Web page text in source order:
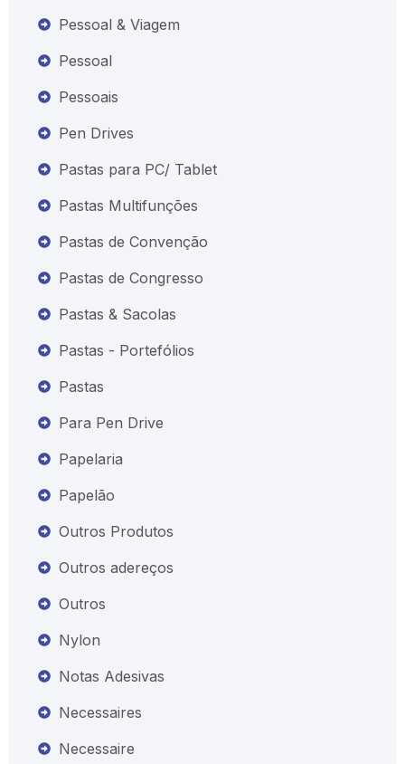
Pessoal & Viagem
Pessoal
Pessoais
Pen Drives
Pastas para PC/ Tablet
Pastas Multifunções
Pastas de Convenção
Pastas de Congresso
Pastas & Sacolas
Pastas - Portefólios
Pastas
Para Pen Drive
Papelaria
Papelão
Outros Produtos
Outros adereços
Outros
Nylon
Notas Adesivas
Necessaires
Necessaire